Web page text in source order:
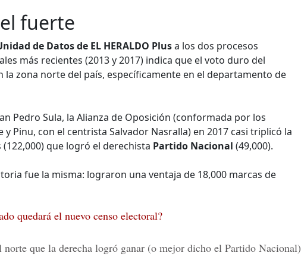
fuerte
de Datos de EL HERALDO Plusa los dos procesos
más recientes (2013 y 2017) indica que el voto duro del
la zona norte del país, específicamente en el departamento de
Pedro Sula, la Alianza de Oposición (conformada por los
y Pinu, con el centrista Salvador Nasralla) en 2017 casi triplicó la
que logró el derechista Partido Nacional (49,000).
fue la misma: lograron una ventaja de 18,000 marcas de
quedará el nuevo censo electoral?
norte que la derecha logró ganar (o mejor dicho el Partido Nacional)